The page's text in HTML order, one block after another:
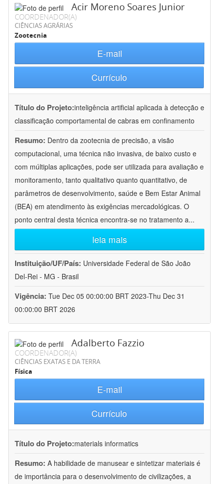
Acir Moreno Soares Junior
COORDENADOR(A)
CIÊNCIAS AGRÁRIAS
Zootecnia
E-mail
Currículo
Título do Projeto:inteligência artificial aplicada à detecção e
classificação comportamental de cabras em confinamento
Resumo: Dentro da zootecnia de precisão, a visão
computacional, uma técnica não invasiva, de baixo custo e
com múltiplas aplicações, pode ser utilizada para avaliação e
monitoramento, tanto qualitativo quanto quantitativo, de
parâmetros de desenvolvimento, saúde e Bem Estar Animal
(BEA) em atendimento às exigências mercadológicas. O
ponto central desta técnica encontra-se no tratamento a...
leia mais
Instituição/UF/País: Universidade Federal de São João
Del-Rei - MG - Brasil
Vigência: Tue Dec 05 00:00:00 BRT 2023-Thu Dec 31
00:00:00 BRT 2026
Adalberto Fazzio
COORDENADOR(A)
CIÊNCIAS EXATAS E DA TERRA
Física
E-mail
Currículo
Título do Projeto:materials informatics
Resumo: A habilidade de manusear e sintetizar materiais é
de importância para o desenvolvimento de civilizações, a